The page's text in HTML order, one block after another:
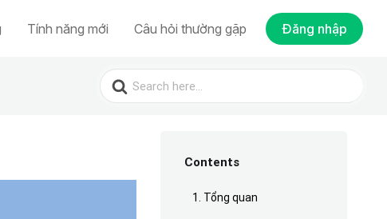
Tính năng mới Câu hỏi thường gặp Đăng nhập
Search
for:
Contents
1. Tổng quan